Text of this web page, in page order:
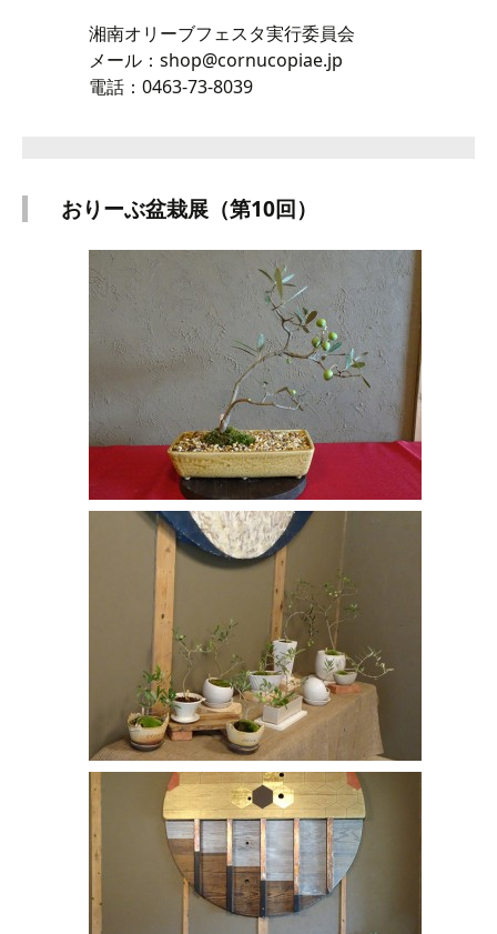
湘南オリーブフェスタ実行委員会
メール：shop@cornucopiae.jp
電話：0463-73-8039
おりーぶ盆栽展（第10回）